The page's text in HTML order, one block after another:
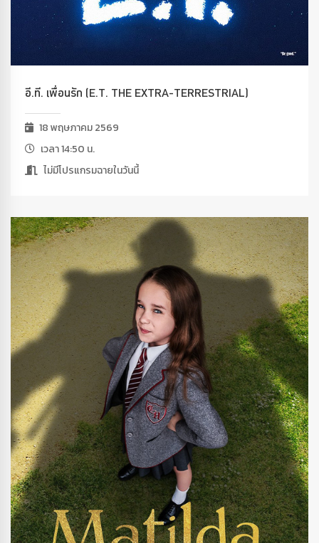
อี.ที. เพื่อนรัก (E.T. THE EXTRA-TERRESTRIAL)
18 พฤษภาคม 2569
เวลา 14:50 น.
ไม่มีโปรแกรมฉายในวันนี้